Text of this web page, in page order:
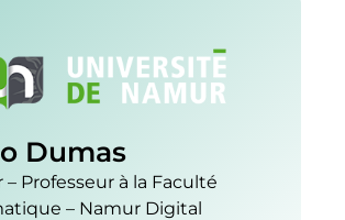
Dumas
Professeur à la Faculté
– Namur Digital